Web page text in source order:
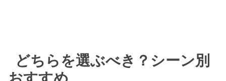
どちらを選ぶべき？シーン別